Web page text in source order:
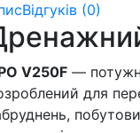
Відгуків (0)
V250F —
для